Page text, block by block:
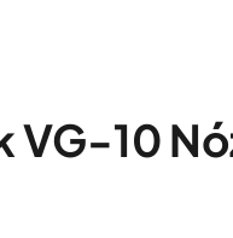
VG-10